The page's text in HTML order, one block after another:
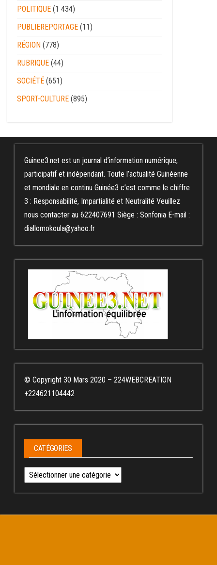
POLITIQUE (1 434)
PUBLIEREPORTAGE (11)
RÉGION (778)
RUBRIQUE (44)
SOCIÉTÉ (651)
SPORT-CULTURE (895)
Guinee3.net est un journal d’information numérique,
participatif et indépendant. Toute l’actualité Guinéenne
et mondiale en continu Guinée3 c’est comme le chiffre
3 : Responsabilité, Impartialité et Neutralité Veuillez
nous contacter au 622407691 Siège : Sonfonia E-mail :
diallomokoula@yahoo.fr
© Copyright 30 Mars 2020 – 224WEBCREATION
+224621104442
CATÉGORIES
Catégories